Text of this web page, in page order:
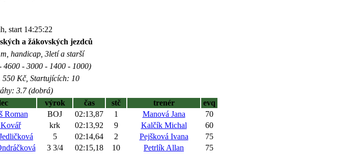
start 14:25:22
a žákovských jezdců
handicap, 3letí a starší
4600 - 3000 - 1400 - 1000)
Kč, Startujících: 10
3.7 (dobrá)
výrok čas stč trenér
evq
Roman BOJ 02:13,87 1 Manová Jana
70
Kovář krk 02:13,92 9 Kalčík Michal
60
5 02:14,64 2 Pejšková Ivana
75
3 3/4 02:15,18 10 Petrlík Allan
75